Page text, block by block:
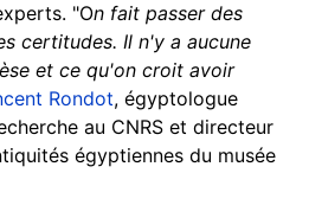
"On fait passer des
certitudes. Il n'y a aucune
et ce qu'on croit avoir
Rondot, égyptologue
au CNRS et directeur
égyptiennes du musée